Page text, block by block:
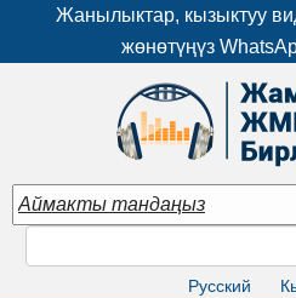
Жанылыктар, кызыктуу
жөнөтүңүз
Русский